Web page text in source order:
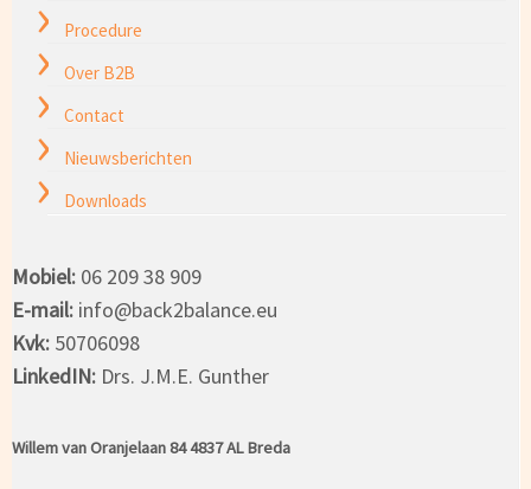
Procedure
Over B2B
Contact
Nieuwsberichten
Downloads
Mobiel: 06 209 38 909
E-mail: info@back2balance.eu
Kvk: 50706098
LinkedIN: Drs. J.M.E. Gunther
Willem van Oranjelaan 84 4837 AL Breda